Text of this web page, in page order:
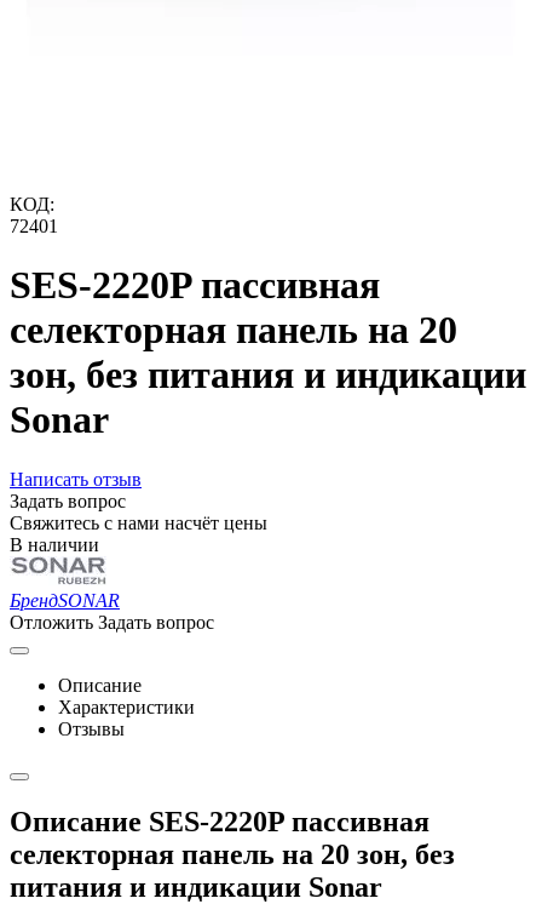
КОД:
72401
SES-2220P пассивная
селекторная панель на 20
зон, без питания и индикации
Sonar
Написать отзыв
Задать вопрос
Свяжитесь с нами насчёт цены
В наличии
БрендSONAR
Отложить Задать вопрос
Описание
Характеристики
Отзывы
Описание SES-2220P пассивная
селекторная панель на 20 зон, без
питания и индикации Sonar